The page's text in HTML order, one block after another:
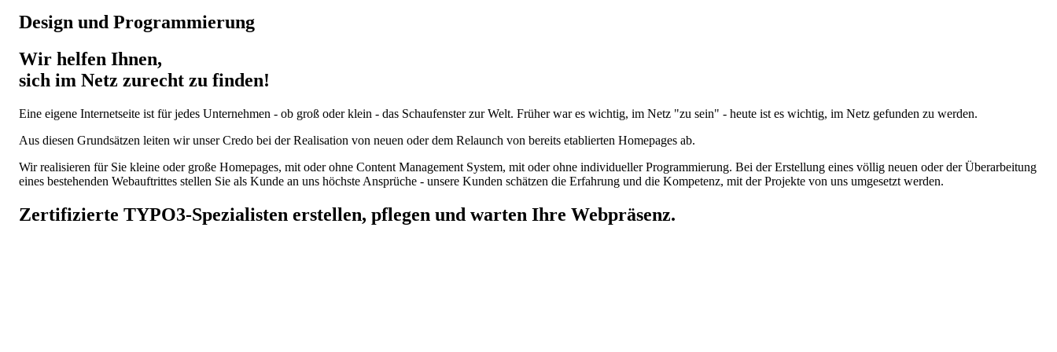
Design und Programmierung
Wir helfen Ihnen,
sich im Netz zurecht zu finden!
Eine eigene Internetseite ist für jedes Unternehmen - ob groß oder klein - das Schaufenster zur Welt. Früher war es wichtig, im Netz "zu sein" - heute ist es wichtig, im Netz gefunden zu werden.
Aus diesen Grundsätzen leiten wir unser Credo bei der Realisation von neuen oder dem Relaunch von bereits etablierten Homepages ab.
Wir realisieren für Sie kleine oder große Homepages, mit oder ohne Content Management System, mit oder ohne individueller Programmierung. Bei der Erstellung eines völlig neuen oder der Überarbeitung
eines bestehenden Webauftrittes stellen Sie als Kunde an uns höchste Ansprüche - unsere Kunden schätzen die Erfahrung und die Kompetenz, mit der Projekte von uns umgesetzt werden.
Zertifizierte TYPO3-Spezialisten erstellen, pflegen und warten Ihre Webpräsenz.